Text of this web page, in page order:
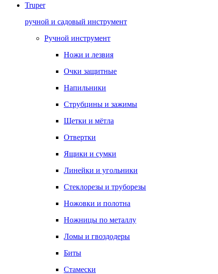
Truper
ручной и садовый инструмент
Ручной инструмент
Ножи и лезвия
Очки защитные
Напильники
Струбцины и зажимы
Щетки и мётла
Отвертки
Ящики и сумки
Линейки и угольники
Стеклорезы и труборезы
Ножовки и полотна
Ножницы по металлу
Ломы и гвоздодеры
Биты
Стамески